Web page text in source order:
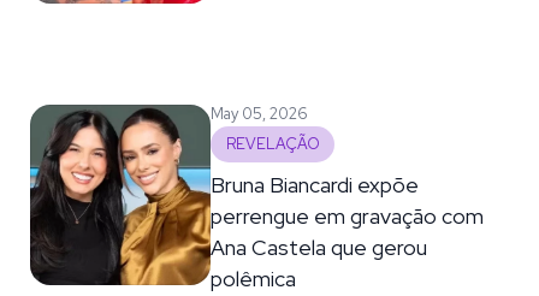
May 05, 2026
REVELAÇÃO
Bruna Biancardi expõe
perrengue em gravação com
Ana Castela que gerou
polêmica